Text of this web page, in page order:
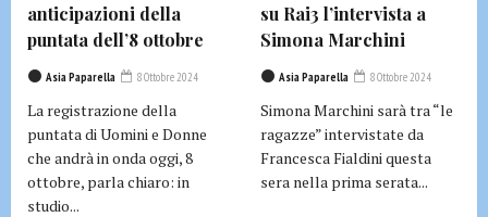
anticipazioni della
puntata dell’8 ottobre
Asia Paparella 8 Ottobre 2024
La registrazione della
puntata di Uomini e Donne
che andrà in onda oggi, 8
ottobre, parla chiaro: in
studio...
su Rai3 l’intervista a
Simona Marchini
Asia Paparella 8 Ottobre 2024
Simona Marchini sarà tra “le
ragazze” intervistate da
Francesca Fialdini questa
sera nella prima serata...